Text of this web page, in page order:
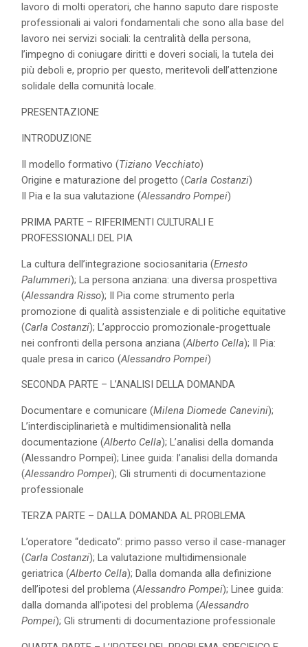
lavoro di molti operatori, che hanno saputo dare risposte
professionali ai valori fondamentali che sono alla base del
lavoro nei servizi sociali: la centralità della persona,
l’impegno di coniugare diritti e doveri sociali, la tutela dei
più deboli e, proprio per questo, meritevoli dell’attenzione
solidale della comunità locale.
PRESENTAZIONE
INTRODUZIONE
Il modello formativo (Tiziano Vecchiato)
Origine e maturazione del progetto (Carla Costanzi)
Il Pia e la sua valutazione (Alessandro Pompei)
PRIMA PARTE – RIFERIMENTI CULTURALI E
PROFESSIONALI DEL PIA
La cultura dell’integrazione sociosanitaria (Ernesto
Palummeri); La persona anziana: una diversa prospettiva
(Alessandra Risso); Il Pia come strumento perla
promozione di qualità assistenziale e di politiche equitative
(Carla Costanzi); L’approccio promozionale-progettuale
nei confronti della persona anziana (Alberto Cella); Il Pia:
quale presa in carico (Alessandro Pompei)
SECONDA PARTE – L’ANALISI DELLA DOMANDA
Documentare e comunicare (Milena Diomede Canevini);
L’interdisciplinarietà e multidimensionalità nella
documentazione (Alberto Cella); L’analisi della domanda
(Alessandro Pompei); Linee guida: l’analisi della domanda
(Alessandro Pompei); Gli strumenti di documentazione
professionale
TERZA PARTE – DALLA DOMANDA AL PROBLEMA
L’operatore “dedicato”: primo passo verso il case-manager
(Carla Costanzi); La valutazione multidimensionale
geriatrica (Alberto Cella); Dalla domanda alla definizione
dell’ipotesi del problema (Alessandro Pompei); Linee guida:
dalla domanda all’ipotesi del problema (Alessandro
Pompei); Gli strumenti di documentazione professionale